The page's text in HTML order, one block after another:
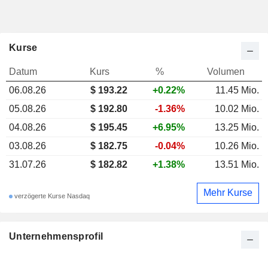
Unternehmensprofil
Kurse
Datum Kurs %
Volumen
06.08.26
$ 193.22 +0.22%
11.45 Mio.
05.08.26
$ 192.80 -1.36%
10.02 Mio.
04.08.26
$ 195.45 +6.95%
13.25 Mio.
03.08.26
$ 182.75 -0.04%
10.26 Mio.
31.07.26
$ 182.82 +1.38% 13.51 Mio.
verzögerte Kurse Nasdaq Mehr Kurse